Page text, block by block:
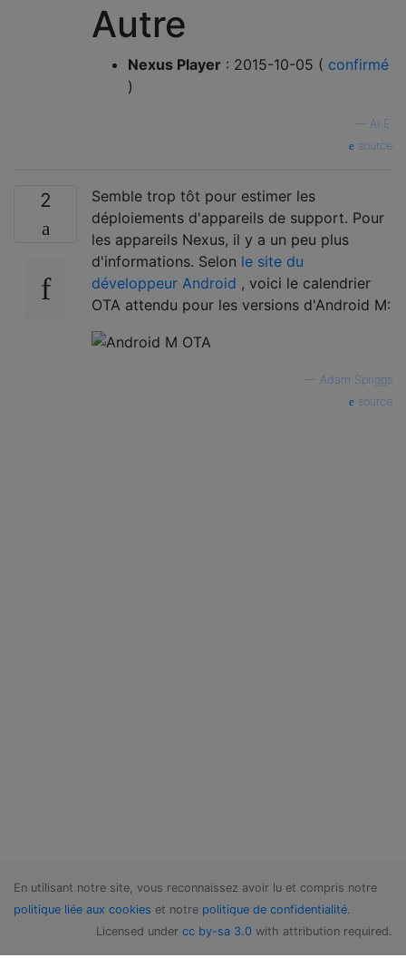
Autre
Nexus Player : 2015-10-05 ( confirmé
)
Al E.
source
2
Semble trop tôt pour estimer les
déploiements d'appareils de support. Pour
les appareils Nexus, il y a un peu plus
d'informations. Selon le site du
développeur Android , voici le calendrier
OTA attendu pour les versions d'Android M:
Adam Spriggs
source
En utilisant notre site, vous reconnaissez avoir lu et compris notre
politique liée aux cookies et notre politique de confidentialité.
Licensed under cc by-sa 3.0 with attribution required.